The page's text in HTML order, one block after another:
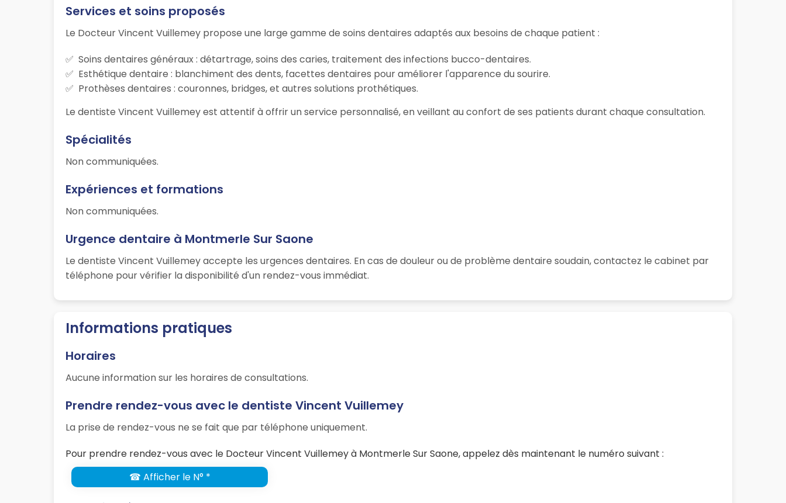
Services et soins proposés
Le Docteur Vincent Vuillemey propose une large gamme de soins dentaires adaptés aux besoins de chaque patient :
Soins dentaires généraux : détartrage, soins des caries, traitement des infections bucco-dentaires.
Esthétique dentaire : blanchiment des dents, facettes dentaires pour améliorer l'apparence du sourire.
Prothèses dentaires : couronnes, bridges, et autres solutions prothétiques.
Le dentiste Vincent Vuillemey est attentif à offrir un service personnalisé, en veillant au confort de ses patients durant chaque consultation.
Spécialités
Non communiquées.
Expériences et formations
Non communiquées.
Urgence dentaire à Montmerle Sur Saone
Le dentiste Vincent Vuillemey accepte les urgences dentaires. En cas de douleur ou de problème dentaire soudain, contactez le cabinet par
téléphone pour vérifier la disponibilité d'un rendez-vous immédiat.
Informations pratiques
Horaires
Aucune information sur les horaires de consultations.
Prendre rendez-vous avec le dentiste Vincent Vuillemey
La prise de rendez-vous ne se fait que par téléphone uniquement.
Pour prendre rendez-vous avec le Docteur Vincent Vuillemey à Montmerle Sur Saone, appelez dès maintenant le numéro suivant :
☎ Afficher le N° *